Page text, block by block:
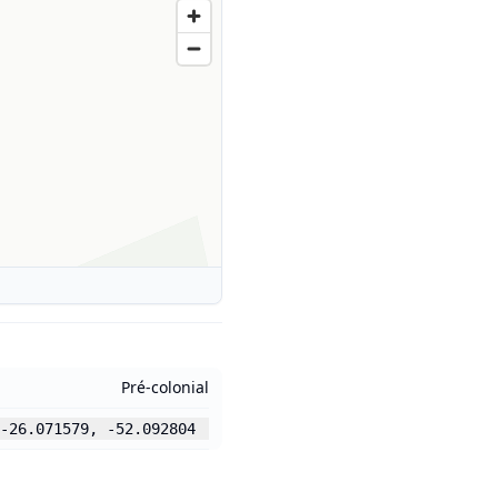
Pré-colonial
-26.071579, -52.092804